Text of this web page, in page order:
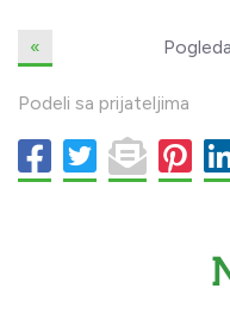
«
Podeli sa prijateljima